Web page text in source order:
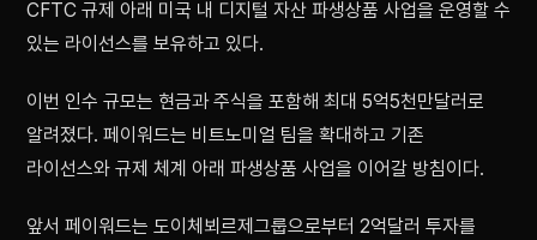
CFTC 규제 아래 미국 내 디지털 자산 파생상품 사업을 운영할 수
있는 라이선스를 보유하고 있다.
이번 인수 규모는 현금과 주식을 포함해 최대 5억5천만달러로
알려졌다. 페이워드는 비트노미얼 팀을 확대하고 기존
라이선스와 규제 체계 아래 파생상품 사업을 이어갈 방침이다.
앞서 페이워드는 도이체뵈르제그룹으로부터 2억달러 투자를